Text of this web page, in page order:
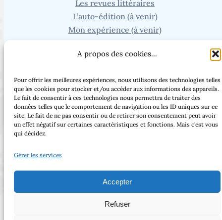
A propos des cookies...
Pour offrir les meilleures expériences, nous utilisons des technologies telles
que les cookies pour stocker et/ou accéder aux informations des appareils.
Le fait de consentir à ces technologies nous permettra de traiter des
données telles que le comportement de navigation ou les ID uniques sur ce
site. Le fait de ne pas consentir ou de retirer son consentement peut avoir
un effet négatif sur certaines caractéristiques et fonctions. Mais c'est vous
qui décidez.
Gérer les services
Accepter
Refuser
Les revues littéraires
L’auto-édition (à venir)
Mon expérience (à venir)
Recherche
Vous cherchez un article ou une page en particulier ?
Facebook Threads InstagramBluesky
Tous droits réservés – 2025 – Laure Mordray –
Copyright © 2023 | Made with love by
SuperbThemes